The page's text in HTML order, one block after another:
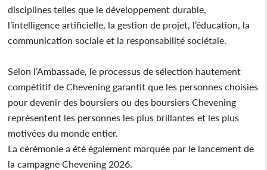
disciplines telles que le développement durable,
l’intelligence artificielle, la gestion de projet, l’éducation, la
communication sociale et la responsabilité sociétale.
Selon l’Ambassade, le processus de sélection hautement
compétitif de Chevening garantit que les personnes choisies
pour devenir des boursiers ou des boursiers Chevening
représentent les personnes les plus brillantes et les plus
motivées du monde entier.
La cérémonie a été également marquée par le lancement de
la campagne Chevening 2026.